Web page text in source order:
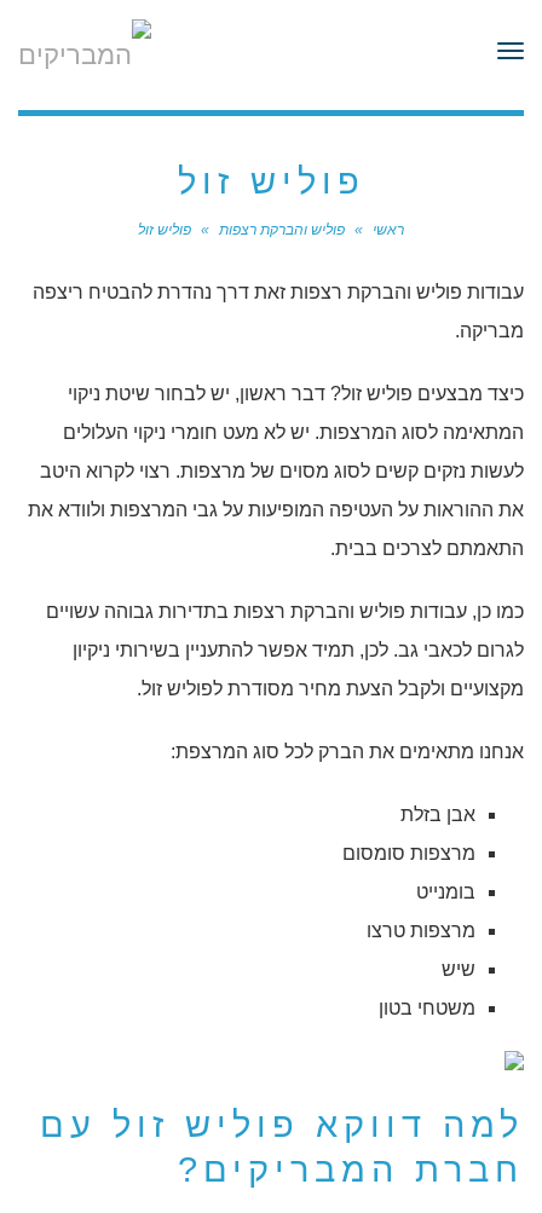
תפריט
פוליש זול
ראשי » פוליש והברקת רצפות » פוליש זול
עבודות פוליש והברקת רצפות זאת דרך נהדרת להבטיח ריצפה
מבריקה.
כיצד מבצעים פוליש זול? דבר ראשון, יש לבחור שיטת ניקוי
המתאימה לסוג המרצפות. יש לא מעט חומרי ניקוי העלולים
לעשות נזקים קשים לסוג מסוים של מרצפות. רצוי לקרוא היטב
את ההוראות על העטיפה המופיעות על גבי המרצפות ולוודא את
התאמתם לצרכים בבית.
כמו כן, עבודות פוליש והברקת רצפות בתדירות גבוהה עשויים
לגרום לכאבי גב. לכן, תמיד אפשר להתעניין בשירותי ניקיון
מקצועיים ולקבל הצעת מחיר מסודרת לפוליש זול.
אנחנו מתאימים את הברק לכל סוג המרצפת:
אבן בזלת
מרצפות סומסום
בומנייט
מרצפות טרצו
שיש
משטחי בטון
למה דווקא פוליש זול עם
חברת המבריקים?